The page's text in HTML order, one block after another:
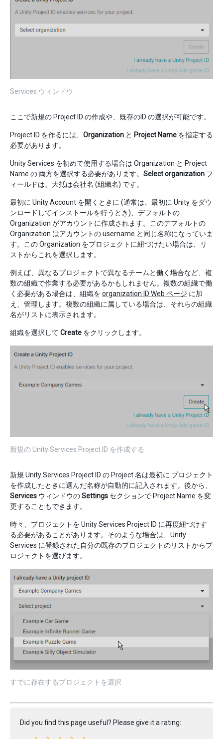
Services ウィンドウ
ここで新規の Project ID の作成や、既存のID の選択が可能です。
Project ID を作るには、 Organization と Project Name を指定する
必要があります。
Unity Services を初めて使用する場合は Organization と Project
Name の 両方を選択する必要があります。 Select organization フ
ィールドは、大抵は会社名 (組織名) です。
最初に Unity Account を開くときに (通常は、最初に Unity をダウ
ンロードしてインストールを行うとき)、デフォルトの
Organization がアカウントに作成されます。このデフォルトの
Organization はアカウントの username と同じ名称になっていま
す。この Organization をプロジェクトに紐づけたい場合は、リ
ストからこれを選択します。
例えば、異なるプロジェクトで異なるチームと働く場合など、複
数の組織で作業する必要があるかもしれません。複数の組織で働
く必要がある場合は、組織を organization ID Web ページ に加
え、管理します。複数の組織に属している場合は、それらの組織
名がリストに表示されます。
組織を選択して Create をクリックします。
新規の Unity Services Project ID を作成する
新規 Unity Services Project ID の Project 名は最初に プロジェクト
を作成したときに選んだ名称が自動的に記入されます。後から、
Services ウィンドウのSettings セクションで Project Name を変
更することもできます。
時々、プロジェクトを Unity Services Project ID に再度紐づけす
る必要があることがあります。そのような場合は、Unity
Services に登録された自分の既存のプロジェクトのリストからプ
ロジェクトを選びます。
すでに存在するプロジェクトを選択
Did you find this page useful? Please give it a rating: